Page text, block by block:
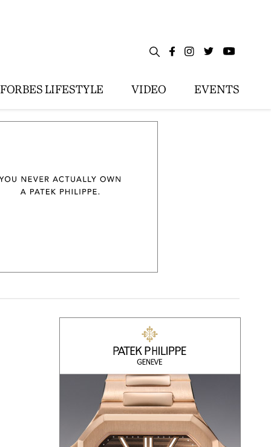
FORBES LIFESTYLE VIDEO EVENTS